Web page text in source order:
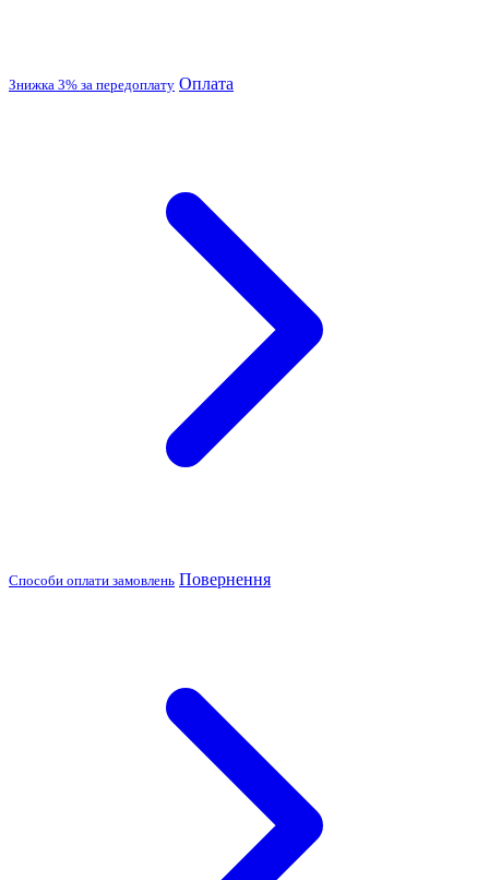
Знижка 3% за передоплату Оплата
Способи оплати замовлень Повернення